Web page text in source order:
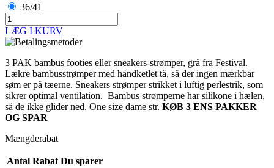
36/41
LÆG I KURV
3 PAK bambus footies eller sneakers-strømper, grå fra Festival.
Lækre bambusstrømper med håndketlet tå, så der ingen mærkbar
søm er på tæerne. Sneakers strømper strikket i luftig perlestrik, som
sikrer optimal ventilation. Bambus strømperne har silikone i hælen,
så de ikke glider ned. One size dame str. KØB 3 ENS PAKKER
OG SPAR
Mængderabat
Antal Rabat Du sparer